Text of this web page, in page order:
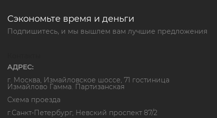
Сэкономьте время и деньги
Подпишитесь, и мы вышлем вам лучшие предложения
АДРЕС:
г. Москва, Измайловское шоссе, 71 гостиница
Измайлово Гамма. Партизанская
Схема проезда
г.Санкт-Петербург, Невский проспект 87/2